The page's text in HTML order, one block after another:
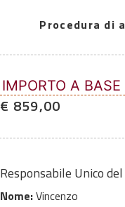
Procedura di
IMPORTO A
€ 859,00
Responsabile Unico
Nome:Vincenzo